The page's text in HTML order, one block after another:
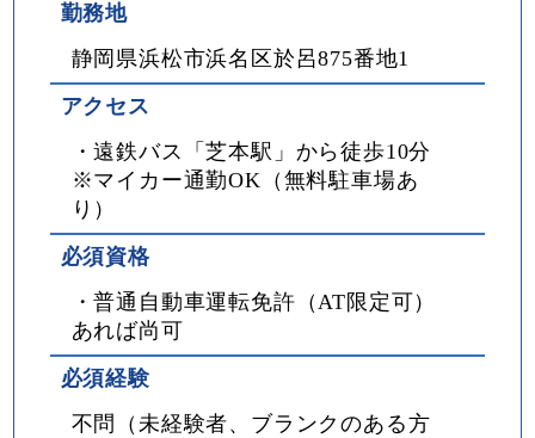
勤務地
静岡県浜松市浜名区於呂875番地1
アクセス
・遠鉄バス「芝本駅」から徒歩10分
※マイカー通勤OK（無料駐車場あ
り）
必須資格
・普通自動車運転免許（AT限定可）
あれば尚可
必須経験
不問（未経験者、ブランクのある方